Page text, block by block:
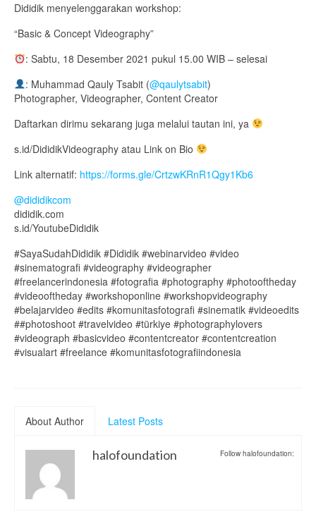
Dididik menyelenggarakan workshop:
“Basic & Concept Videography”
: Sabtu, 18 Desember 2021 pukul 15.00 WIB – selesai
: Muhammad Qauly Tsabit (@qaulytsabit)
Photographer, Videographer, Content Creator
Daftarkan dirimu sekarang juga melalui tautan ini, ya
s.id/DididikVideography atau Link on Bio
Link alternatif: https://forms.gle/CrtzwKRnR1Qgy1Kb6
@dididikcom
dididik.com
s.id/YoutubeDididik
#SayaSudahDididik #Dididik #webinarvideo #video
#sinematografi #videography #videographer
#freelancerindonesia #fotografia #photography #photooftheday
#videooftheday #workshoponline #workshopvideography
#belajarvideo #edits #komunitasfotografi #sinematik #videoedits
##photoshoot #travelvideo #türkiye #photographylovers
#videograph #basicvideo #contentcreator #contentcreation
#visualart #freelance #komunitasfotografiindonesia
About Author Latest Posts
Follow halofoundation:
halofoundation